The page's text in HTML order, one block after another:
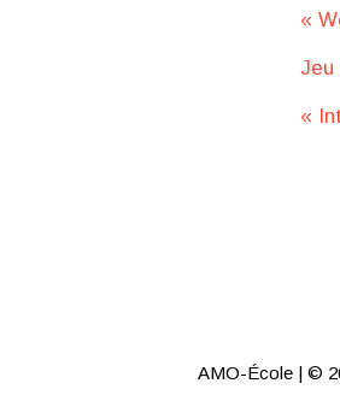
«
Jeu
«
AMO-École | ©